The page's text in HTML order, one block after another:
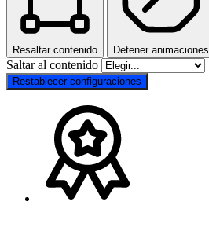
Resaltar contenido Detener animaciones
Saltar al contenido
Restablecer configuraciones